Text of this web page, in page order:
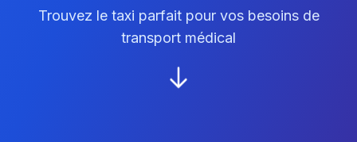
Trouvez le taxi parfait pour vos besoins de
transport médical